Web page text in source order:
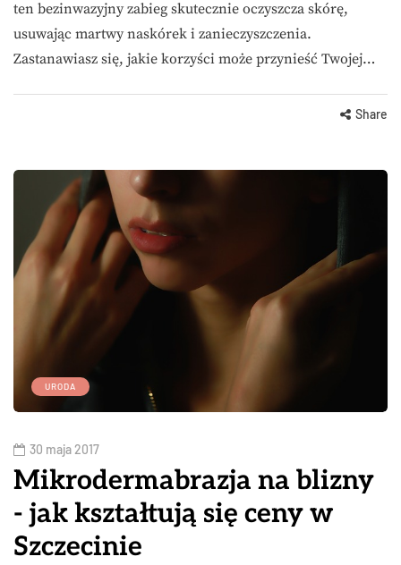
ten bezinwazyjny zabieg skutecznie oczyszcza skórę,
usuwając martwy naskórek i zanieczyszczenia.
Zastanawiasz się, jakie korzyści może przynieść Twojej…
Share
URODA
30 maja 2017
Mikrodermabrazja na blizny
- jak kształtują się ceny w
Szczecinie